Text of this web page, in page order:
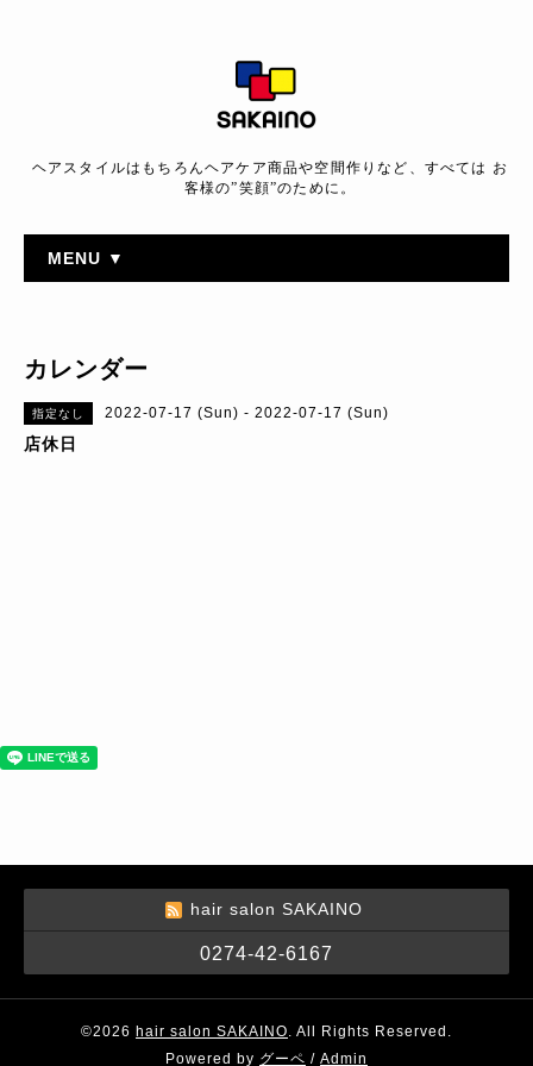
ヘアスタイルはもちろんヘアケア商品や空間作りなど、すべては お
客様の”笑顔”のために。
MENU ▼
カレンダー
指定なし 2022-07-17 (Sun) - 2022-07-17 (Sun)
店休日
hair salon SAKAINO
0274-42-6167
©2026 hair salon SAKAINO. All Rights Reserved.
Powered by グーペ / Admin